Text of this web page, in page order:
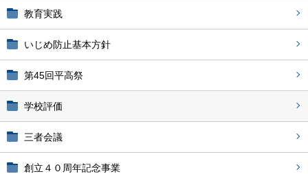
教育実践
いじめ防止基本方針
第45回平高祭
学校評価
三者会議
創立４０周年記念事業